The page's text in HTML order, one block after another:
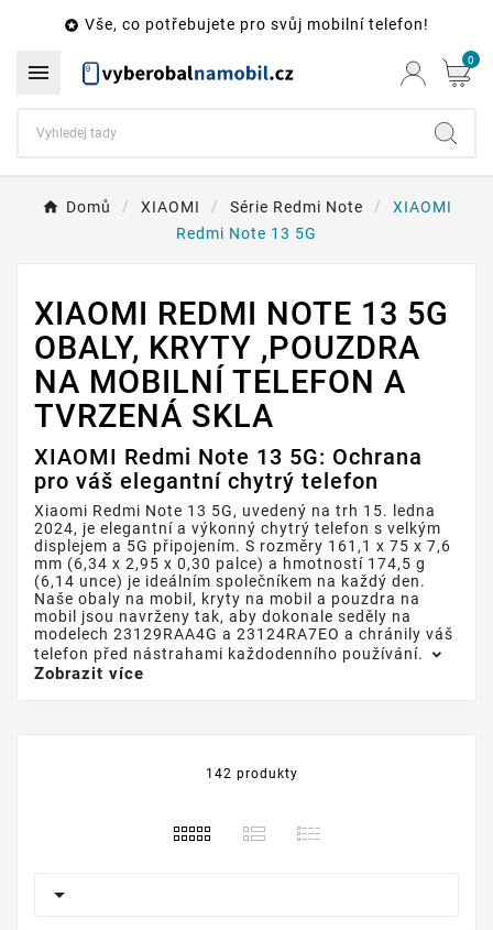
 Vše, co potřebujete pro svůj mobilní telefon!
 0
Domů XIAOMI Série Redmi Note
XIAOMI
Redmi Note 13 5G
XIAOMI REDMI NOTE 13 5G
OBALY, KRYTY ,POUZDRA
NA MOBILNÍ TELEFON A
TVRZENÁ SKLA
XIAOMI Redmi Note 13 5G: Ochrana
pro váš elegantní chytrý telefon
Xiaomi Redmi Note 13 5G, uvedený na trh 15. ledna
2024, je elegantní a výkonný chytrý telefon s velkým
displejem a 5G připojením. S rozměry 161,1 x 75 x 7,6
mm (6,34 x 2,95 x 0,30 palce) a hmotností 174,5 g
(6,14 unce) je ideálním společníkem na každý den.
Naše obaly na mobil, kryty na mobil a pouzdra na
mobil jsou navrženy tak, aby dokonale seděly na
modelech 23129RAA4G a 23124RA7EO a chránily váš
telefon před nástrahami každodenního používání.
Zobrazit více
142 produkty
